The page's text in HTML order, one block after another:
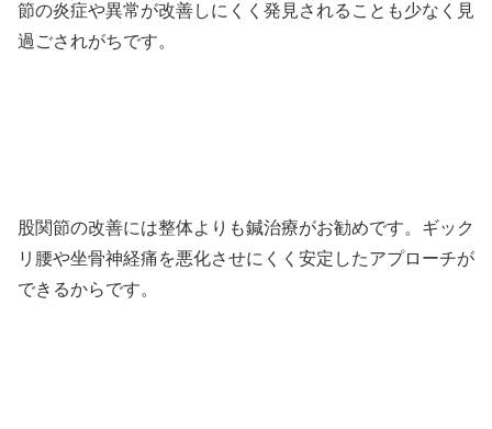
節の炎症や異常が改善しにくく発見されることも少なく見
過ごされがちです。
股関節の改善には整体よりも鍼治療がお勧めです。ギック
リ腰や坐骨神経痛を悪化させにくく安定したアプローチが
できるからです。